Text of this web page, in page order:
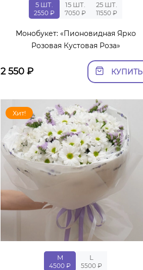
5 ШТ.
2550 ₽
15 ШТ.
7050 ₽
25 ШТ.
11550 ₽
Монобукет: «Пионовидная Ярко
Розовая Кустовая Роза»
2 550₽ КУПИТЬ
Хит!
M
4500 ₽
L
5500 ₽